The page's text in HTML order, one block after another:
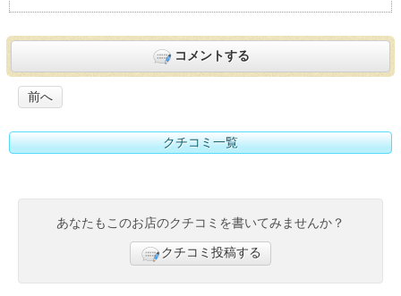
コメントする
前へ
クチコミ一覧
あなたもこのお店のクチコミを書いてみませんか？
クチコミ投稿する